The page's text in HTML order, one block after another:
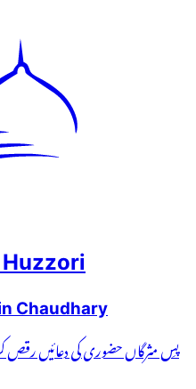
Huzzori
Chaudhary
پسِ مثرگاں حضوری کی دعائیں رقص